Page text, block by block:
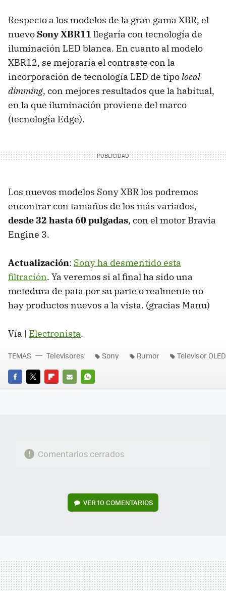
Respecto a los modelos de la gran gama XBR, el
nuevo Sony XBR11 llegaría con tecnología de
iluminación LED blanca. En cuanto al modelo
XBR12, se mejoraría el contraste con la
incorporación de tecnología LED de tipolocal
dimming, con mejores resultados que la habitual,
en la que iluminación proviene del marco
(tecnología Edge).
Los nuevos modelos SonyXBRlos podremos
encontrar con tamaños de los más variados,
desde 32 hasta 60 pulgadas, con el motor Bravia
Engine 3.
Actualización: Sony ha desmentido esta
filtración. Ya veremos si al final ha sido una
metedura de pata por su parte o realmente no
hay productos nuevos a la vista. (gracias Manu)
Vía | Electronista.
FACEBOOK
TWITTERFLIPBOARD
E-
WHATSAPP
TEMAS Televisores Sony Rumor Televisor OLED
Comentarios cerrados
VER10 COMENTARIOS